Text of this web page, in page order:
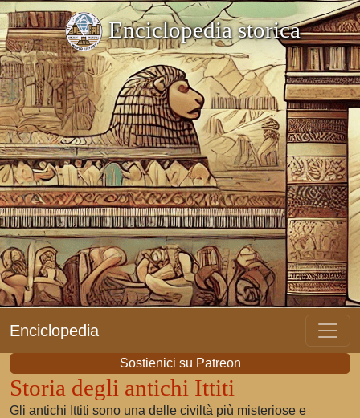
Enciclopedia storica
Enciclopedia
Sostienici su Patreon
Storia degli antichi Ittiti
Gli antichi Ittiti sono una delle civiltà più misteriose e